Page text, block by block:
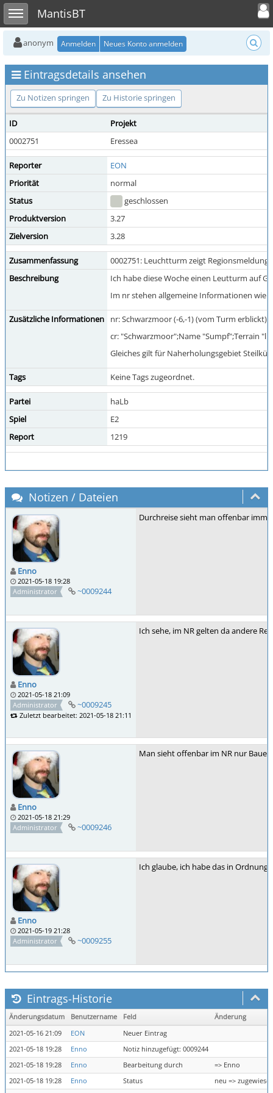
Toggle sidebarMantisBT
Toggle
anonym Anmelden Neues Konto anmelden
Eintragsdetails ansehen
Zu Notizen springen Zu Historie springen
ID
Projekt
0002751
Eressea
Reporter
EON
Priorität
normal
Status
geschlossen
Produktversion
3.27
Zielversion
3.28
Zusammenfassung
0002751: Leuchtturm zeigt
Beschreibung
Ich habe diese Woche einen Leutturm auf
Im nr stehen allgemeine Informationen wie
Zusätzliche Informationen
nr: Schwarzmoor (-6,-1) (vom Turm
cr: "Schwarzmoor";Name "Sumpf";Terrain
Gleiches gilt für Naherholungsgebiet
Tags Keine Tags zugeordnet.
Partei
haLb
Spiel
E2
Report
1219
Notizen / Dateien
Enno
2021-05-18 19:28
Administrator
~0009244
Durchreise sieht man offenbar
Enno
2021-05-18 21:09
Administrator
~0009245
Zuletzt bearbeitet: 2021-05-18 21:11
Ich sehe, im NR gelten da andere
Enno
2021-05-18 21:29
Administrator
~0009246
Man sieht offenbar im NR nur
Enno
2021-05-19 21:28
Administrator
~0009255
Ich glaube, ich habe das in Ordnung
Eintrags-Historie
Änderungsdatum Benutzername Feld
Änderung
2021-05-16 21:09
EON
Neuer Eintrag
2021-05-18 19:28
Enno
Notiz hinzugefügt: 0009244
2021-05-18 19:28
Enno Bearbeitung durch
=> Enno
2021-05-18 19:28
Enno Status
neu =>